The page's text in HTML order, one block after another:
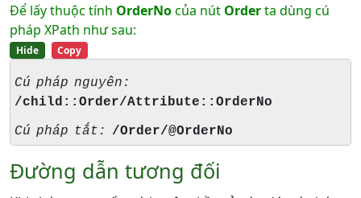
Để lấy thuộc tính OrderNocủa nút Orderta dùng cú
pháp XPath như sau:
Hide Copy
Cú pháp nguyên:
/child::Order/Attribute::OrderNo
Cú pháp tắt:
/Order/@OrderNo
Đường dẫn tương đối